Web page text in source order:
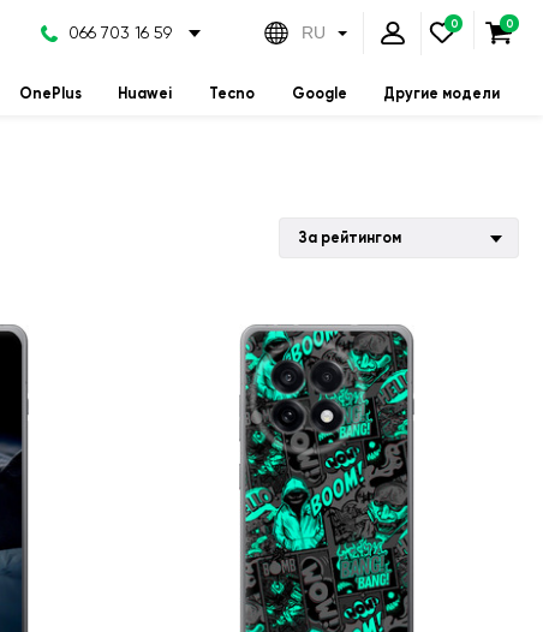
066 703 16 59 RU
OnePlus Huawei Tecno Google Другие модели
За рейтингом